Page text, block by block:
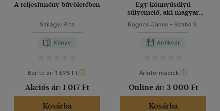
A teljesítmény bűvöletében
Szilágyi Rita
Könyv
Borító ár: 1 695 Ft
Akciós ár: 1 017 Ft
Kosárba
Egy könnyűsúlyú
súlyemelő, aki magyar
világbajnok is volt
Bagócs János - Szabó S.
Antikvár
Árinformációk
Online ár: 3 000 Ft
Kosárba